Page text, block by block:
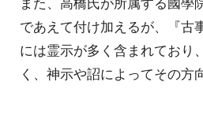
であえて付け加えるが、『古
には霊示が多く含まれており
く、神示や詔によってその方